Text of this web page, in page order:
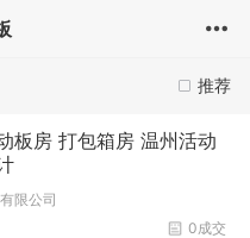
推荐
板房 打包箱房 温州活动
限公司
0成交